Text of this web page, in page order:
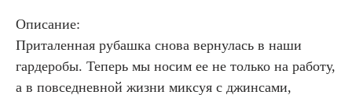
Описание:
Приталенная рубашка снова вернулась в наши
гардеробы. Теперь мы носим ее не только на работу,
а в повседневной жизни миксуя с джинсами,